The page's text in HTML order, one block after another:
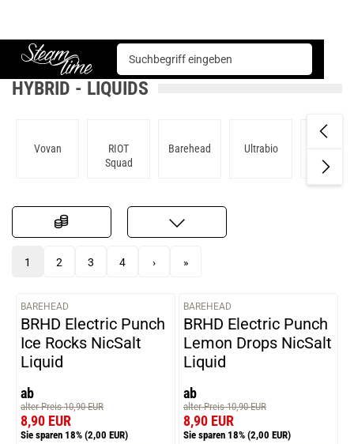
Steam time
Liquids
HYBRID - LIQUIDS
Vovan
RIOT
Squad
Barehead Ultrabio
1 2 3 4 › »
VARIANTEN
BAREHEAD
BRHD Electric Punch
Ice Rocks NicSalt
Liquid
ab
alter Preis 10,90 EUR
8,90 EUR
Sie sparen 18% (2,00 EUR)
VARIANTEN
BAREHEAD
BRHD Electric Punch
Lemon Drops NicSalt
Liquid
ab
alter Preis 10,90 EUR
8,90 EUR
Sie sparen 18% (2,00 EUR)